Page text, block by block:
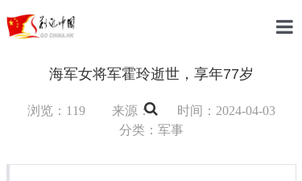
海军女将军霍玲逝世，享年77岁
浏览：119 来源：
时间：2024-04-03
分类：军事